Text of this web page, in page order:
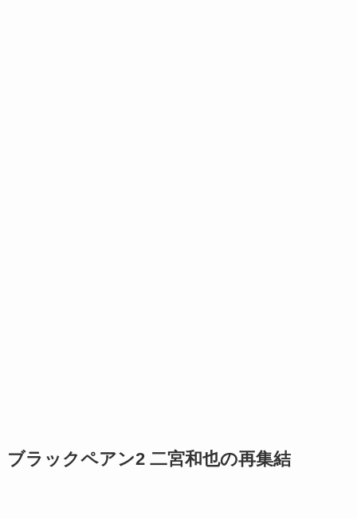
ブラックペアン2 二宮和也の再集結